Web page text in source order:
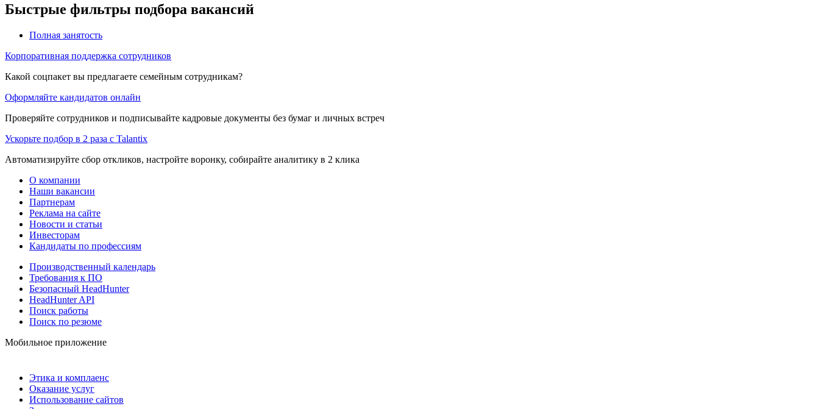
Быстрые фильтры подбора вакансий
Полная занятость
Корпоративная поддержка сотрудников
Какой соцпакет вы предлагаете семейным сотрудникам?
Оформляйте кандидатов онлайн
Проверяйте сотрудников и подписывайте кадровые документы без бумаг и личных встреч
Ускорьте подбор в 2 раза с Talantix
Автоматизируйте сбор откликов, настройте воронку, собирайте аналитику в 2 клика
О компании
Наши вакансии
Партнерам
Реклама на сайте
Новости и статьи
Инвесторам
Кандидаты по профессиям
Производственный календарь
Требования к ПО
Безопасный HeadHunter
HeadHunter API
Поиск работы
Поиск по резюме
Мобильное приложение
Этика и комплаенс
Оказание услуг
Использование сайтов